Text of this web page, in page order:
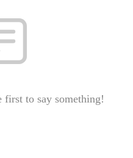
first to say something!